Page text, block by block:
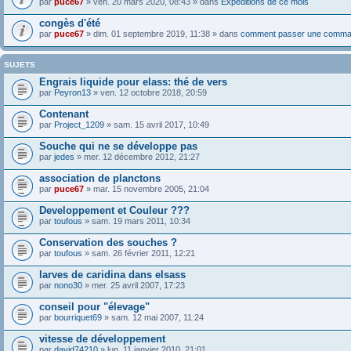
congès d'été
par puce67 » dim. 01 septembre 2019, 11:38 » dans comment passer une
SUJETS
Engrais liquide pour elass: thé de vers
par Peyron13 » ven. 12 octobre 2018, 20:59
Contenant
par Project_1209 » sam. 15 avril 2017, 10:49
Souche qui ne se développe pas
par jedes » mer. 12 décembre 2012, 21:27
association de planctons
par puce67 » mar. 15 novembre 2005, 21:04
Developpement et Couleur ???
par toufous » sam. 19 mars 2011, 10:34
Conservation des souches ?
par toufous » sam. 26 février 2011, 12:21
larves de caridina dans elsass
par nono30 » mer. 25 avril 2007, 17:23
conseil pour "élevage"
par bourriquet69 » sam. 12 mai 2007, 11:24
vitesse de développement
par david74210 » lun. 11 janvier 2010, 21:01